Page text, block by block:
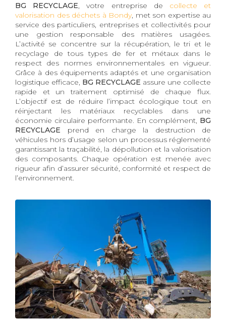
BG RECYCLAGE, votre entreprise de collecte et
valorisation des déchets à Bondy, met son expertise au
service des particuliers, entreprises et collectivités pour
une gestion responsable des matières usagées.
L’activité se concentre sur la récupération, le tri et le
recyclage de tous types de fer et métaux dans le
respect des normes environnementales en vigueur.
Grâce à des équipements adaptés et une organisation
logistique efficace, BG RECYCLAGE assure une collecte
rapide et un traitement optimisé de chaque flux.
L’objectif est de réduire l’impact écologique tout en
réinjectant les matériaux recyclables dans une
économie circulaire performante. En complément, BG
RECYCLAGE prend en charge la destruction de
véhicules hors d’usage selon un processus réglementé
garantissant la traçabilité, la dépollution et la valorisation
des composants. Chaque opération est menée avec
rigueur afin d’assurer sécurité, conformité et respect de
l’environnement.